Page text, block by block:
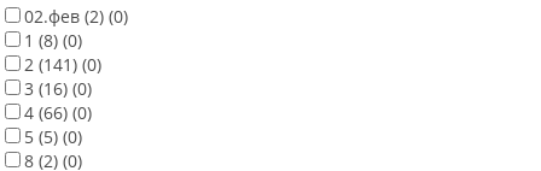
02.фев (2) (0)
1 (8) (0)
2 (141) (0)
3 (16) (0)
4 (66) (0)
5 (5) (0)
8 (2) (0)